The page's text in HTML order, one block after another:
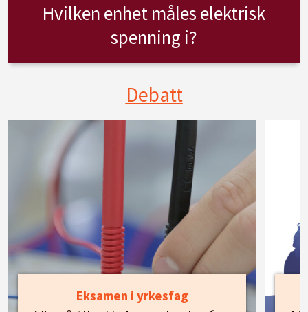
Hvilken enhet måles elektrisk
spenning i?
Debatt
Eksamen i yrkesfag